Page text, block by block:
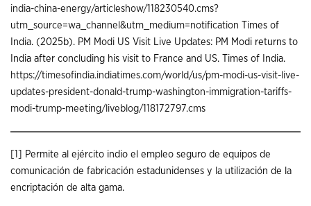
india-china-energy/articleshow/118230540.cms?
utm_source=wa_channel&utm_medium=notification Times of
India. (2025b). PM Modi US Visit Live Updates: PM Modi returns to
India after concluding his visit to France and US. Times of India.
https://timesofindia.indiatimes.com/world/us/pm-modi-us-visit-live-
updates-president-donald-trump-washington-immigration-tariffs-
modi-trump-meeting/liveblog/118172797.cms
[1] Permite al ejército indio el empleo seguro de equipos de
comunicación de fabricación estadunidenses y la utilización de la
encriptación de alta gama.